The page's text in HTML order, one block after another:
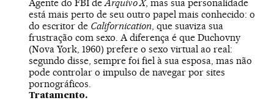
Agente do FBI deArquivo X, mas sua personalidade
está mais perto de seu outro papel mais conhecido: o
do escritor de Californication, que suaviza sua
frustração com sexo. A diferença é que Duchovny
(Nova York, 1960) prefere o sexo virtual ao real:
segundo disse, sempre foi fiel à sua esposa, mas não
pode controlar o impulso de navegar por sites
pornográficos.
Tratamento.